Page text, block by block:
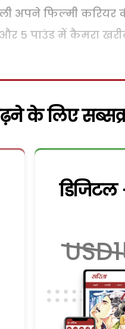
अपने फिल्मी
5 पाउंड में कैमरा
के लिए
डिजिटल